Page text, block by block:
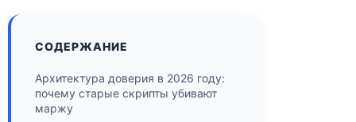
СОДЕРЖАНИЕ
Архитектура доверия в 2026 году:
почему старые скрипты убивают
маржу